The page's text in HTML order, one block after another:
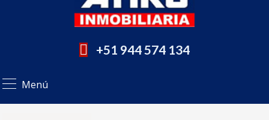
+51 944 574 134
Menú